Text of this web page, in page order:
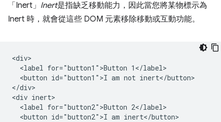
「Inert」 Inert是指缺乏移動能力，因此當您將某物標示為
Inert 時，就會從這些 DOM 元素移除移動或互動功能。
<div>
  <label for="button1">Button 1</label>
  <button id="button1">I am not inert</button>
</div>
<div inert>
  <label for="button2">Button 2</label>
  <button id="button2">I am inert</button>